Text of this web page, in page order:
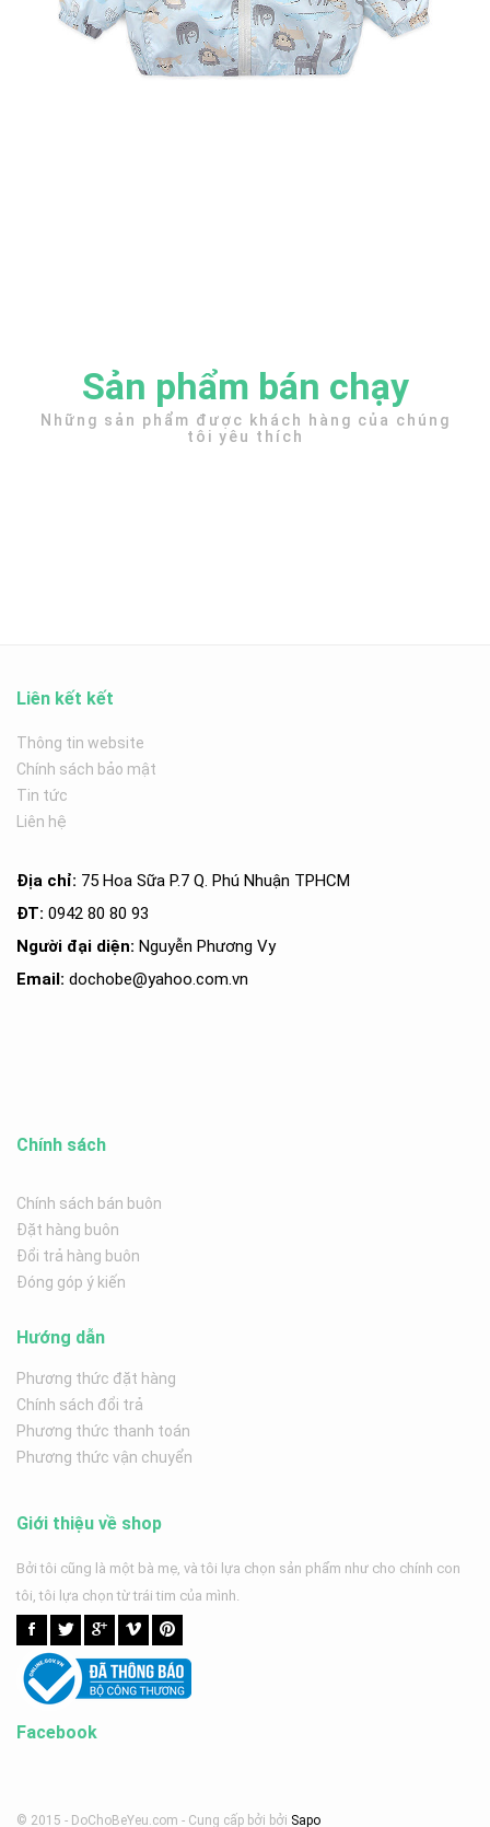
Sản phẩm bán chạy
Những sản phẩm được khách hàng của chúng
tôi yêu thích
Liên kết kết
Thông tin website
Chính sách bảo mật
Tin tức
Liên hệ
Địa chỉ: 75 Hoa Sữa P.7 Q. Phú Nhuận TPHCM
ĐT: 0942 80 80 93
Người đại diện: Nguyễn Phương Vy
Email: dochobe@yahoo.com.vn
Chính sách
Chính sách bán buôn
Đặt hàng buôn
Đổi trả hàng buôn
Đóng góp ý kiến
Hướng dẫn
Phương thức đặt hàng
Chính sách đổi trả
Phương thức thanh toán
Phương thức vận chuyển
Giới thiệu về shop
Bởi tôi cũng là một bà mẹ, và tôi lựa chọn sản phẩm như cho chính con
tôi, tôi lựa chọn từ trái tim của mình.
Facebook
© 2015 - DoChoBeYeu.com - Cung cấp bởi bởi Sapo